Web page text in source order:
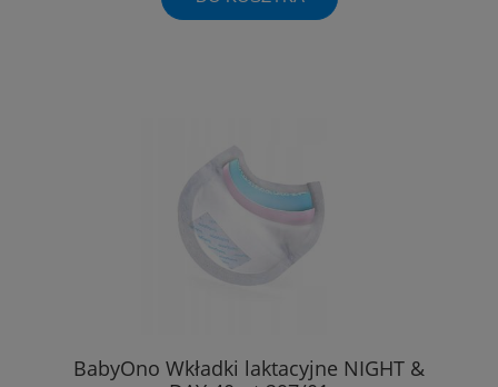
BabyOno Wkładki laktacyjne NIGHT &